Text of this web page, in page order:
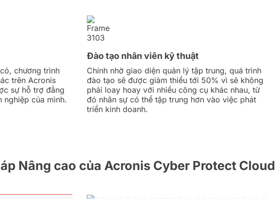
chương trình
trên Acronis
sự hỗ trợ đẳng
nghiệp của mình.
Đào tạo nhân viên kỹ thuật
Chính nhờ giao diện quản lý tập trung, quá trình
đào tạo sẽ được giảm thiểu tới 50% vì sẽ không
phải loay hoay với nhiều công cụ khác nhau, từ
đó nhân sự có thể tập trung hơn vào việc phát
triển kinh doanh.
Nâng cao của Acronis Cyber Protect Cloud